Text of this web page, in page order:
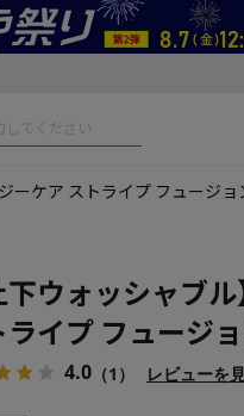
ーケア ストライプ フュージョ
下ウォッシャブ
イプ フュージ
4.0 （1） レビューを